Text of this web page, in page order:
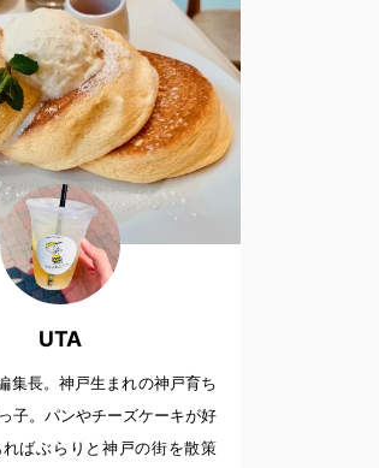
UTA
集長。神戸生まれの神戸育ち
子。パンやチーズケーキが好
ばぶらりと神戸の街を散策